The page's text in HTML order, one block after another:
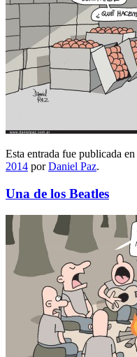
Esta entrada fue publicada en
2014 porDaniel Paz.
Una de los Beatles